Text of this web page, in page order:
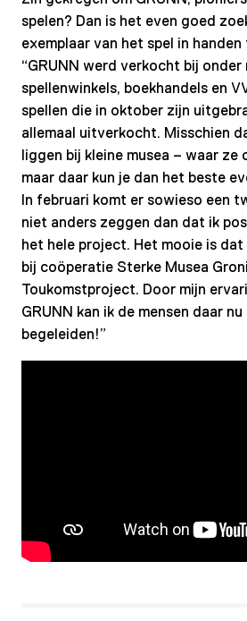
spelen? Dan is het even goed
exemplaar van het spel in
“GRUNN werd verkocht bij onder
spellenwinkels, boekhandels en
spellen die in oktober zijn
allemaal uitverkocht. Misschien
liggen bij kleine musea – waar ze
maar daar kun je dan het beste
In februari komt er sowieso een
niet anders zeggen dan dat ik
het hele project. Het mooie is
bij coöperatie Sterke Musea
Toukomstproject. Door mijn
GRUNN kan ik de mensen daar
begeleiden!”